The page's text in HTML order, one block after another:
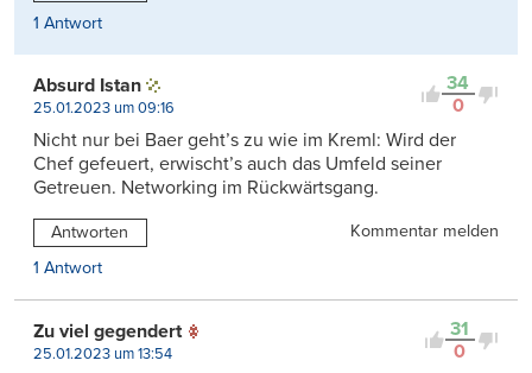
1 Antwort
34
0
Absurd Istan
25.01.2023 um 09:16
Nicht nur bei Baer geht’s zu wie im Kreml: Wird der
Chef gefeuert, erwischt’s auch das Umfeld seiner
Getreuen. Networking im Rückwärtsgang.
Antworten
Kommentar melden
1 Antwort
31
0
Zu viel gegendert
25.01.2023 um 13:54